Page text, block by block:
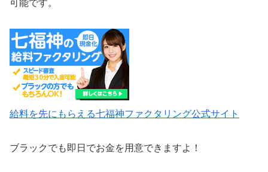
可能です。
給料を先にもらえる七福神ファクタリング公式サイト
ブラックでも即日でお金を用意できますよ！